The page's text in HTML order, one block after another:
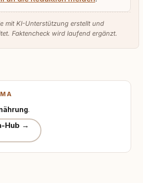
mit KI-Unterstützung erstellt und
Faktencheck wird laufend ergänzt.
.
Hub →